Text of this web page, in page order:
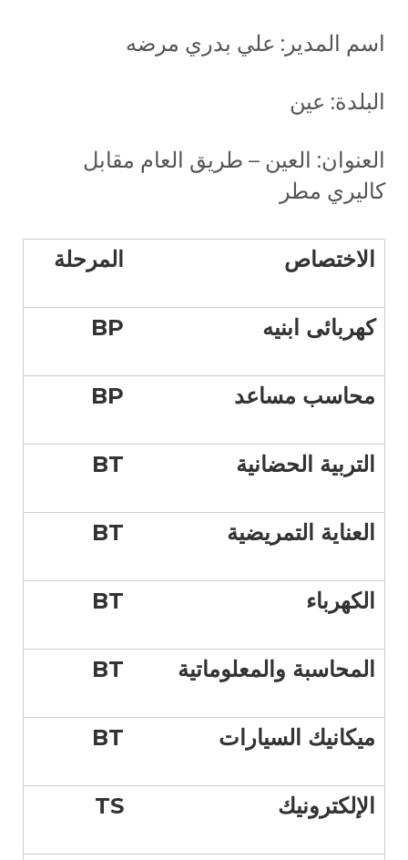
اسم المدير: علي بدري مرضه
البلدة: عين
العنوان: العين – طريق العام مقابل
كاليري مطر
المرحلة الاختصاص
BP كهربائى ابنيه
BP محاسب مساعد
BT التربية الحضانية
BT العناية التمريضية
BT الكهرباء
BT المحاسبة والمعلوماتية
BT ميكانيك السيارات
TS الإلكترونيك